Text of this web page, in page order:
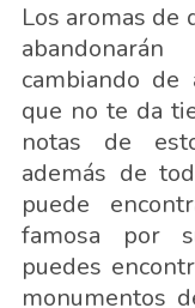
Los aromas de
cambiando de
que no te da
notas de
además de
puede
famosa por
puedes
monumentos